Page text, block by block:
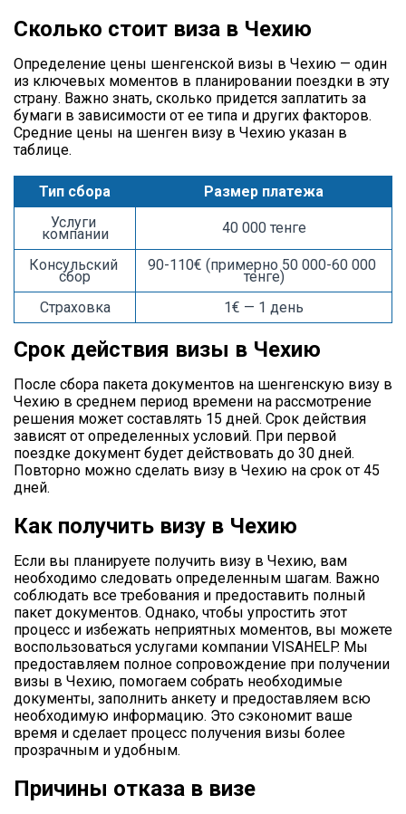
Сколько стоит виза в Чехию
Определение цены шенгенской визы в Чехию — один
из ключевых моментов в планировании поездки в эту
страну. Важно знать, сколько придется заплатить за
бумаги в зависимости от ее типа и других факторов.
Средние цены на шенген визу в Чехию указан в
таблице.
Тип сбора
Размер платежа
Услуги
компании 40 000 тенге
Консульский
сбор
90-110€ (примерно 50 000-60 000
тенге)
Страховка
1€ — 1 день
Срок действия визы в Чехию
После сбора пакета документов на шенгенскую визу в
Чехию в среднем период времени на рассмотрение
решения может составлять 15 дней. Срок действия
зависят от определенных условий. При первой
поездке документ будет действовать до 30 дней.
Повторно можно сделать визу в Чехию на срок от 45
дней.
Как получить визу в Чехию
Если вы планируете получить визу в Чехию, вам
необходимо следовать определенным шагам. Важно
соблюдать все требования и предоставить полный
пакет документов. Однако, чтобы упростить этот
процесс и избежать неприятных моментов, вы можете
воспользоваться услугами компании VISAHELP. Мы
предоставляем полное сопровождение при получении
визы в Чехию, помогаем собрать необходимые
документы, заполнить анкету и предоставляем всю
необходимую информацию. Это сэкономит ваше
время и сделает процесс получения визы более
прозрачным и удобным.
Причины отказа в визе